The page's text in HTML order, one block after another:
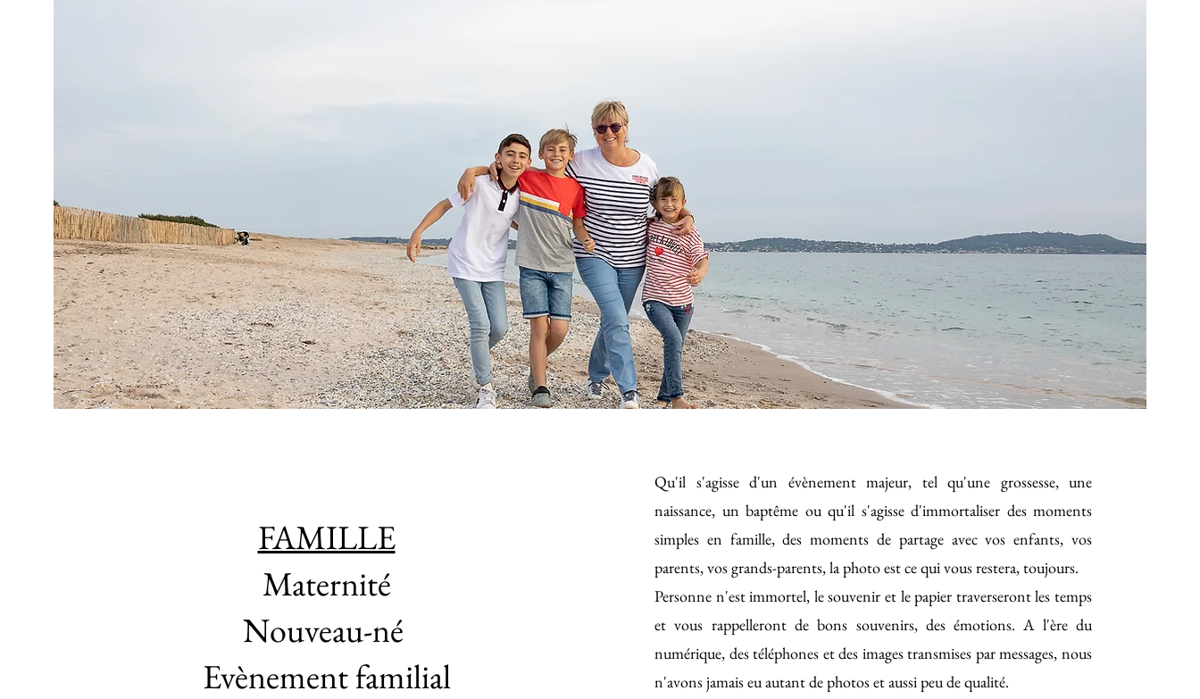
FAMILLE
Maternité
Nouveau-né
Evènement familial
Qu'il s'agisse d'un évènement majeur, tel qu'une grossesse, une
naissance, un baptême ou qu'il s'agisse d'immortaliser des moments
simples en famille, des moments de partage avec vos enfants, vos
parents, vos grands-parents, la photo est ce qui vous restera, toujours.
Personne n'est immortel, le souvenir et le papier traverseront les temps
et vous rappelleront de bons souvenirs, des émotions. A l'ère du
numérique, des téléphones et des images transmises par messages, nous
n'avons jamais eu autant de photos et aussi peu de qualité.